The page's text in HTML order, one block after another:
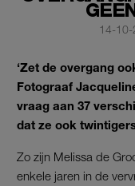
14-10-
‘Zet de overgang
Fotograaf
vraag aan 37
dat ze ook
Zo zijn Melissa de
enkele jaren in de